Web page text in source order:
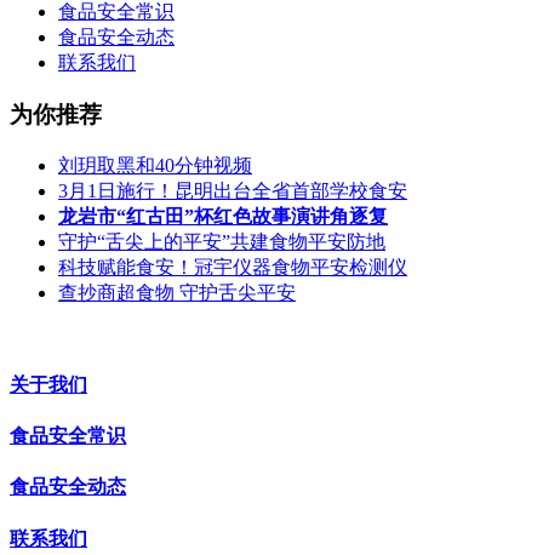
食品安全常识
食品安全动态
联系我们
为你推荐
刘玥取黑和40分钟视频
3月1日施行！昆明出台全省首部学校食安
龙岩市“红古田”杯红色故事演讲角逐复
守护“舌尖上的平安”共建食物平安防地
科技赋能食安！冠宇仪器食物平安检测仪
查抄商超食物 守护舌尖平安
关于我们
食品安全常识
食品安全动态
联系我们